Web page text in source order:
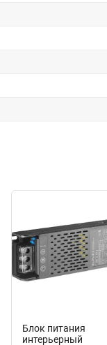
Блок питания
интерьерный